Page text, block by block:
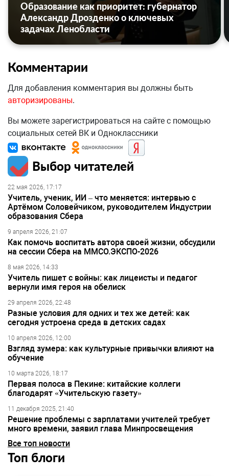
Образование как приоритет: губернатор
Александр Дрозденко о ключевых
задачах Ленобласти
Комментарии
Для добавления комментария вы должны быть
авторизированы.
Вы можете зарегистрироваться на сайте с помощью
социальных сетей ВК и Одноклассники
Выбор читателей
22 мая 2026, 17:17
Учитель, ученик, ИИ – что меняется: интервью с
Артёмом Соловейчиком, руководителем Индустрии
образования Сбера
9 апреля 2026, 21:07
Как помочь воспитать автора своей жизни, обсудили
на сессии Сбера на ММСО.ЭКСПО-2026
8 мая 2026, 14:33
Учитель пишет с войны: как лицеисты и педагог
вернули имя героя на обелиск
29 апреля 2026, 22:48
Разные условия для одних и тех же детей: как
сегодня устроена среда в детских садах
10 апреля 2026, 12:00
Взгляд зумера: как культурные привычки влияют на
обучение
10 марта 2026, 18:17
Первая полоса в Пекине: китайские коллеги
благодарят «Учительскую газету»
11 декабря 2025, 21:40
Решение проблемы с зарплатами учителей требует
много времени, заявил глава Минпросвещения
Все топ новости
Топ блоги